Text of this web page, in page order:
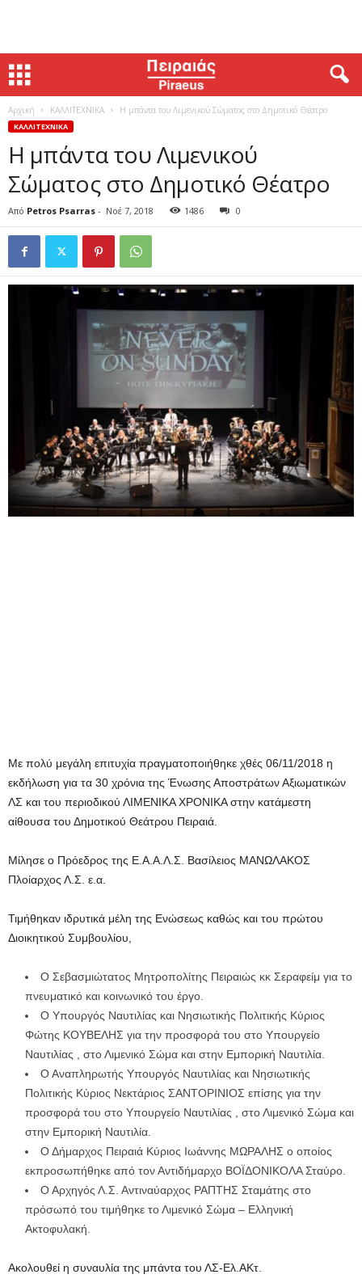
Αρχική ΚΑΛΛΙΤΕΧΝΙΚΑ Η μπάντα του Λιμενικού Σώματος στο Δημοτικό Θέατρο
ΚΑΛΛΙΤΕΧΝΙΚΑ
Η μπάντα του Λιμενικού
Σώματος στο Δημοτικό Θέατρο
Από Petros Psarras - Νοέ 7, 2018 1486 0
Με πολύ μεγάλη επιτυχία πραγματοποιήθηκε χθές 06/11/2018 η
εκδήλωση για τα 30 χρόνια της Ένωσης Αποστράτων Αξιωματικών
ΛΣ και του περιοδικού ΛΙΜΕΝΙΚΑ ΧΡΟΝΙΚΑ στην κατάμεστη
αίθουσα του Δημοτικού Θεάτρου Πειραιά.
Μίλησε ο Πρόεδρος της Ε.Α.Α.Λ.Σ. Βασίλειος ΜΑΝΩΛΑΚΟΣ
Πλοίαρχος Λ.Σ. ε.α.
Τιμήθηκαν ιδρυτικά μέλη της Ενώσεως καθώς και του πρώτου
Διοικητικού Συμβουλίου,
Ο Σεβασμιώτατος Μητροπολίτης Πειραιώς κκ Σεραφείμ για το
πνευματικό και κοινωνικό του έργο.
Ο Υπουργός Ναυτιλίας και Νησιωτικής Πολιτικής Κύριος
Φώτης ΚΟΥΒΕΛΗΣ για την προσφορά του στο Υπουργείο
Ναυτιλίας , στο Λιμενικό Σώμα και στην Εμπορική Ναυτιλία.
Ο Αναπληρωτής Υπουργός Ναυτιλίας και Νησιωτικής
Πολιτικής Κύριος Νεκτάριος ΣΑΝΤΟΡΙΝΙΟΣ επίσης για την
προσφορά του στο Υπουργείο Ναυτιλίας , στο Λιμενικό Σώμα και
στην Εμπορική Ναυτιλία.
Ο Δήμαρχος Πειραιά Κύριος Ιωάννης ΜΩΡΑΛΗΣ o οποίος
εκπροσωπήθηκε από τον Αντιδήμαρχο ΒΟΪΔΟΝΙΚΟΛΑ Σταύρο.
Ο Αρχηγός Λ.Σ. Αντιναύαρχος ΡΑΠΤΗΣ Σταμάτης στο
πρόσωπό του τιμήθηκε το Λιμενικό Σώμα – Ελληνική
Ακτοφυλακή.
Ακολουθεί η συναυλία της μπάντα του ΛΣ-Ελ.ΑΚτ.